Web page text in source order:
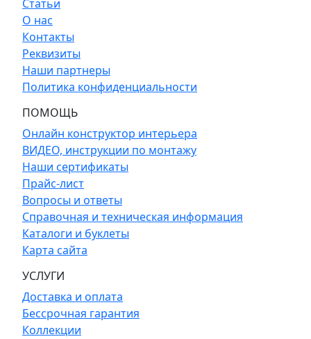
Статьи
О нас
Контакты
Реквизиты
Наши партнеры
Политика конфиденциальности
ПОМОЩЬ
Онлайн конструктор интерьера
ВИДЕО, инструкции по монтажу
Наши сертификаты
Прайс-лист
Вопросы и ответы
Справочная и техническая информация
Каталоги и буклеты
Карта сайта
УСЛУГИ
Доставка и оплата
Бессрочная гарантия
Коллекции